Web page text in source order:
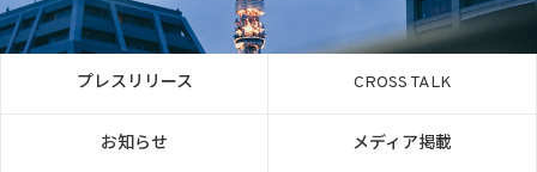
プレスリリース CROSS TALK
お知らせ メディア掲載